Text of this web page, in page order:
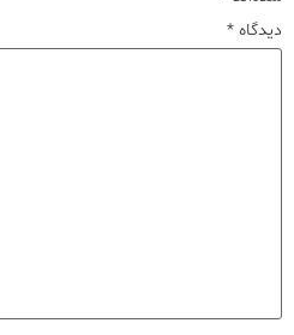
دیدگاه *